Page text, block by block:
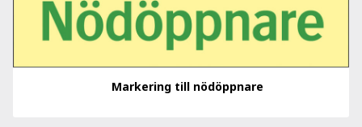
Markering till nödöppnare